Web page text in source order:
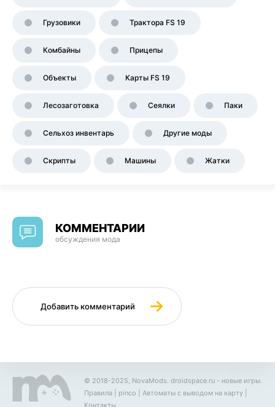
Грузовики Трактора FS 19
Комбайны Прицепы
Объекты Карты FS 19
Лесозаготовка Сеялки Паки
Сельхоз инвентарь Другие моды
Скрипты Машины Жатки
КОММЕНТАРИИ
обсуждения мода
Добавить комментарий
© 2018-2025, NovaMods. droidspace.ru - новые игры.
Правила
pinco Автоматы с выводом на карту
Контакты